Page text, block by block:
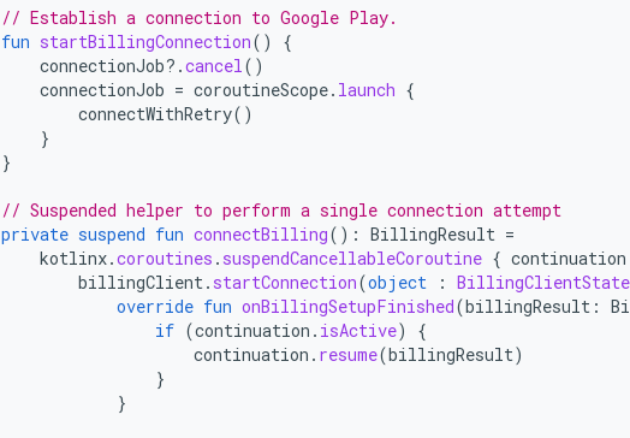
// Establish a connection to Google Play.
fun startBillingConnection()
{
connectionJob?.cancel()
connectionJob = coroutineScope. launch {
connectWithRetry()
}
}
// Suspended helper to perform a single connection attempt
private suspend fun connectBilling(): BillingResult =
kotlinx.coroutines . suspendCancellableCoroutine { continuation
billingClient. startConnection(object :
override fun onBillingSetupFinished(billingResult :
if (continuation . isActive)
{
continuation . resume(billingResult)
}
}